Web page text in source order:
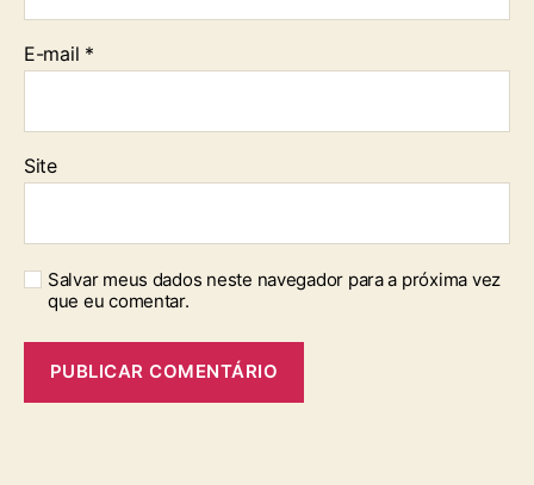
E-mail *
Site
Salvar meus dados neste navegador para a próxima vez
que eu comentar.